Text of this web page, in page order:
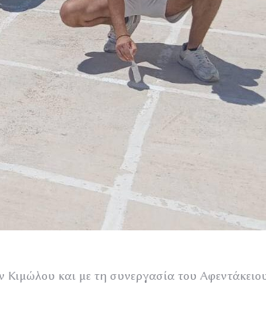
και με τη συνεργασία του